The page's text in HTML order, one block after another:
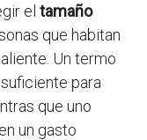
el tamaño
que habitan
Un termo
para
que uno
un gasto